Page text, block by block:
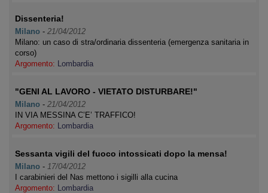
Dissenteria!
Milano - 21/04/2012
Milano: un caso di stra/ordinaria dissenteria (emergenza sanitaria in
corso)
Argomento: Lombardia
"GENI AL LAVORO - VIETATO DISTURBARE!"
Milano - 21/04/2012
IN VIA MESSINA C’E’ TRAFFICO!
Argomento: Lombardia
Sessanta vigili del fuoco intossicati dopo la mensa!
Milano - 17/04/2012
I carabinieri del Nas mettono i sigilli alla cucina
Argomento: Lombardia